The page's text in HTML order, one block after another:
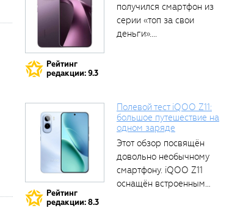
Рейтинг
редакции: 9.3
получился смартфон из
серии «топ за свои
деньги»....
Рейтинг
редакции: 8.3
Полевой тест iQOO Z11:
большое путешествие на
одном заряде
Этот обзор посвящён
довольно необычному
смартфону. iQOO Z11
оснащён встроенным